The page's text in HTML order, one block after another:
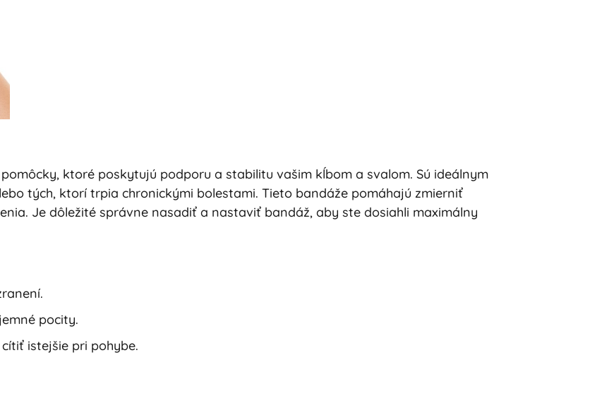
ktoré poskytujú podporu a stabilitu vašim kĺbom a svalom. Sú ideálnym
tých, ktorí trpia chronickými bolestami. Tieto bandáže pomáhajú zmierniť
Je dôležité správne nasadiť a nastaviť bandáž, aby ste dosiahli maximálny
pocity.
istejšie pri pohybe.